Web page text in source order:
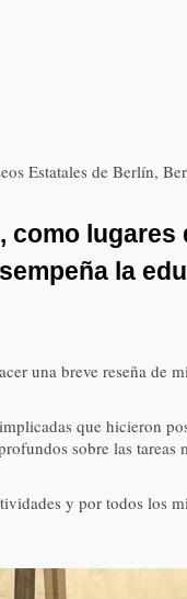
Estatales de Berlín,
como
la
una breve reseña
que hicieron
sobre las tareas
y por todos los